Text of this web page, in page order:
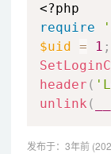
<?php
require
$uid
= 1 ;
header (
unlink (
发布于：3年前